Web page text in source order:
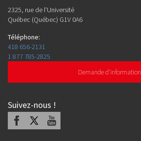
2325, rue de l'Université
Québec (Québec) G1V 0A6
Téléphone:
418 656-2131
1 877 785-2825
Demande d'information
Suivez-nous !
Facebook Youtube